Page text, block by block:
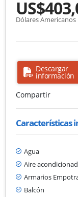
Dólares Americanos
Descargar
información
Compartir
Características
Agua
Aire
Armarios
Balcón